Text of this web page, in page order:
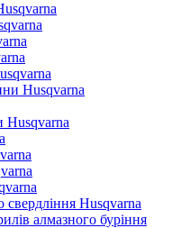
Husqvarna
свердління Husqvarna
алмазного буріння